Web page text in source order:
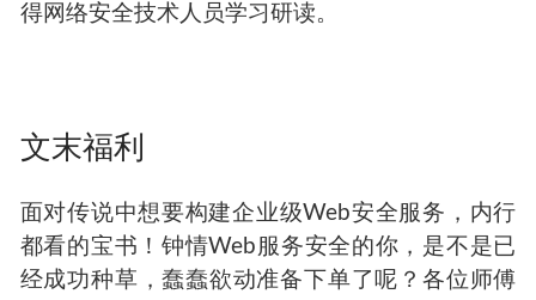
得网络安全技术人员学习研读。
文末福利
面对传说中想要构建企业级Web安全服务，内行
都看的宝书！钟情Web 服务安全的你，是不是已
经成功种草，蠢蠢欲动准备下单了呢？各位师傅